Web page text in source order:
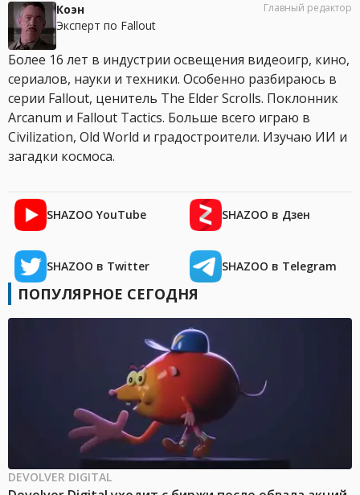
Коэн
Эксперт по Fallout
Главный редактор
Более 16 лет в индустрии освещения видеоигр, кино,
сериалов, науки и техники. Особенно разбираюсь в
серии Fallout, ценитель The Elder Scrolls. Поклонник
Arcanum и Fallout Tactics. Больше всего играю в
Civilization, Old World и градостроители. Изучаю ИИ и
загадки космоса.
SHAZOO YouTube SHAZOO в Дзен
SHAZOO в Twitter SHAZOO в Telegram
ПОПУЛЯРНОЕ СЕГОДНЯ
DEVOLVER DIGITAL